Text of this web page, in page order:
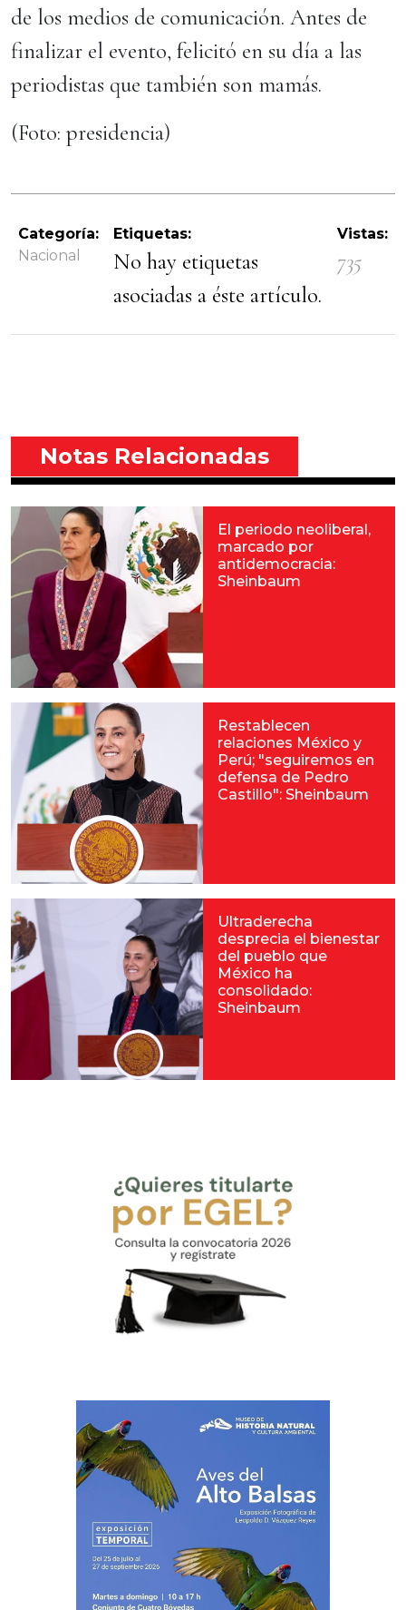
de los medios de comunicación. Antes de
finalizar el evento, felicitó en su día a las
periodistas que también son mamás.
(Foto: presidencia)
Categoría:
Nacional
Etiquetas:
No hay etiquetas
asociadas a éste artículo.
Vistas:
735
Notas Relacionadas
El periodo neoliberal,
marcado por
antidemocracia:
Sheinbaum
Restablecen
relaciones México y
Perú; "seguiremos en
defensa de Pedro
Castillo": Sheinbaum
Ultraderecha
desprecia el bienestar
del pueblo que
México ha
consolidado:
Sheinbaum